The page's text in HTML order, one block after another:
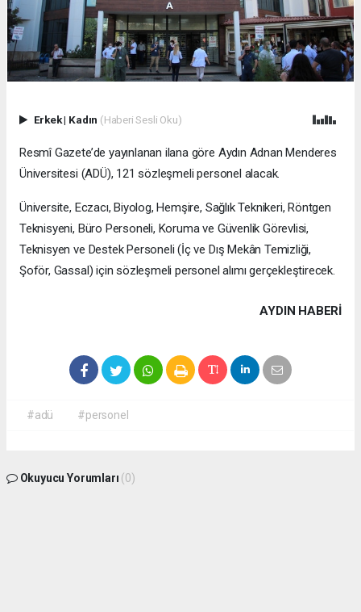
Erkek| Kadın (Haberi Sesli Oku)
Resmî Gazete’de yayınlanan ilana göre Aydın Adnan Menderes
Üniversitesi (ADÜ), 121 sözleşmeli personel alacak.
Üniversite, Eczacı, Biyolog, Hemşire, Sağlık Teknikeri, Röntgen
Teknisyeni, Büro Personeli, Koruma ve Güvenlik Görevlisi,
Teknisyen ve Destek Personeli (İç ve Dış Mekân Temizliği,
Şoför, Gassal) için sözleşmeli personel alımı gerçekleştirecek.
AYDIN HABERİ
#adü #personel
Okuyucu Yorumları (0)